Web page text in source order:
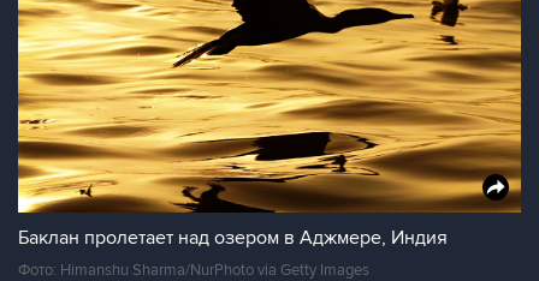
Баклан пролетает над озером в Аджмере, Индия
Фото: Himanshu Sharma/NurPhoto via Getty Images